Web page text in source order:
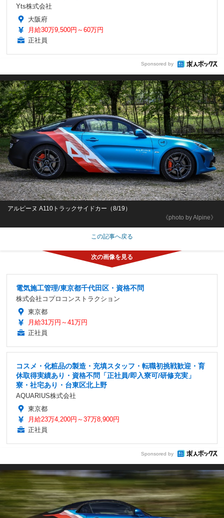
Yts株式会社
大阪府
月給30万9,500円～60万円
正社員
Sponsored by
《photo by Alpine》
アルピーヌ A110トラックサイドカー（8/19）
この記事へ戻る
電気施工管理/東京都千代田区・資格不問
株式会社コプロコンストラクション
東京都
月給31万円～41万円
正社員
コスメ・化粧品の製造・充填スタッフ・転職初挑戦歓迎・育
休取得実績あり・資格不問「正社員/即入寮可/研修充実」
寮・社宅あり・台東区北上野
AQUARIUS株式会社
東京都
月給23万4,200円～37万8,900円
正社員
Sponsored by